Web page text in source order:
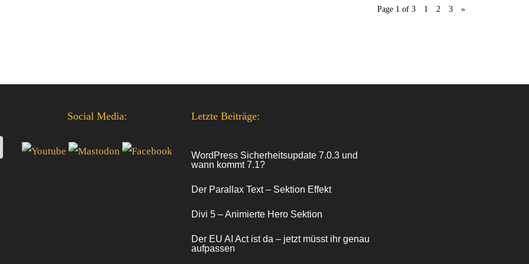
Page 1 of 3 1 2 3 »
Social Media: Letzte Beiträge:
WordPress Sicherheitsupdate 7.0.3 und
wann kommt 7.1?
Der Parallax Text – Sektion Effekt
Divi 5 – Animierte Hero Sektion
Der EU AI Act ist da – jetzt müsst ihr genau
aufpassen